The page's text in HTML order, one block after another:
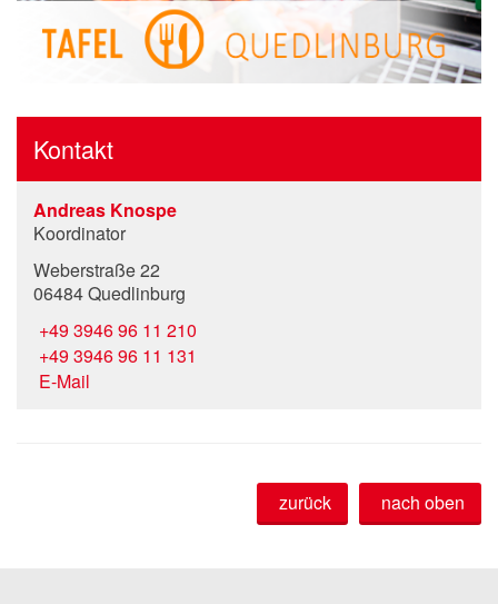
Kontakt
Andreas Knospe
Koordinator
Weberstraße 22
06484 Quedlinburg
+49 3946 96 11 210
+49 3946 96 11 131
E-Mail
nach oben
zurück